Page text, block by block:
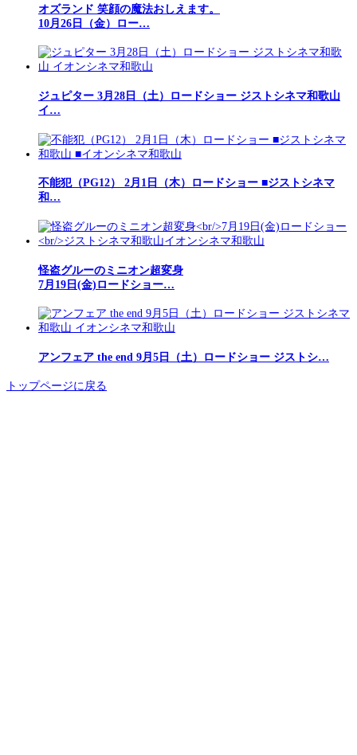
オズランド 笑顔の魔法おしえます。
10月26日（金）ロー…
ジュピター 3月28日（土）ロードショー ジストシネマ和歌山
イ…
不能犯（PG12） 2月1日（木）ロードショー ■ジストシネマ
和…
怪盗グルーのミニオン超変身
7月19日(金)ロードショー…
アンフェア the end 9月5日（土）ロードショー ジストシ…
トップページに戻る